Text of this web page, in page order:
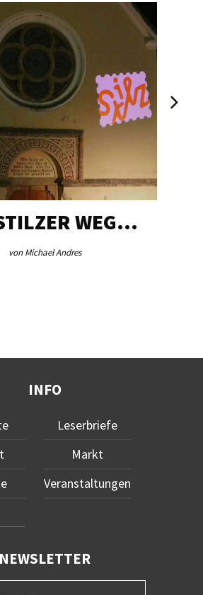
WEG…
von Michael Andres
INFO
Leserbriefe
Markt
Veranstaltungen
NEWSLETTER